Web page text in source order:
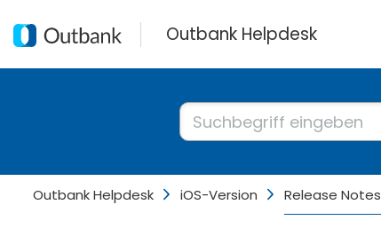
Outbank Helpdesk
Outbank Helpdesk iOS-Version Release Notes